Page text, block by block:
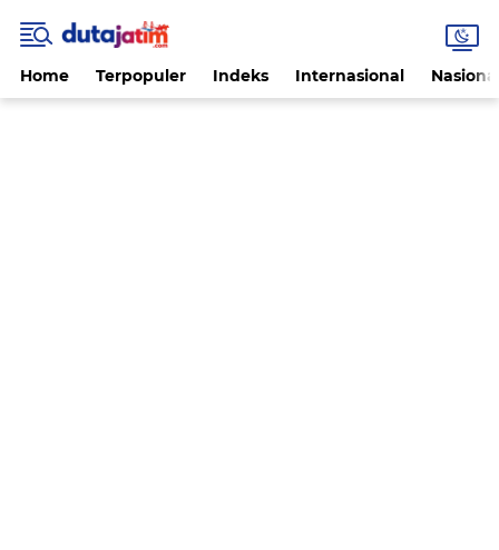
Home Terpopuler Indeks Internasional